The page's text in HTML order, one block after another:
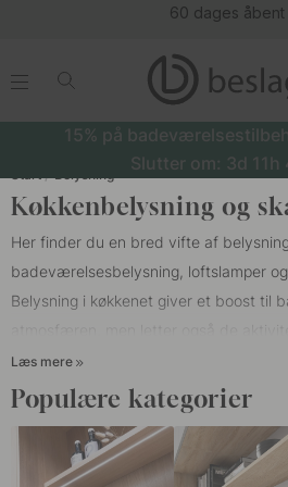
60 dages
15% på
Slutter om: 3d 11h
Start Belysning
Køkkenbelysning og
Her finder du en bred vifte af
badeværelsesbelysning, loftslamper og
Belysning i køkkenet giver et boost til
køkkenet. For eksempel lægger god
køkkenskabe værdi for det faktum, at
kommer i brug. Køkkenet er et af
højeste belysningskrav, det skal ikke
behageligt, men også arbejde til en
Læs mere
Populære kategorier